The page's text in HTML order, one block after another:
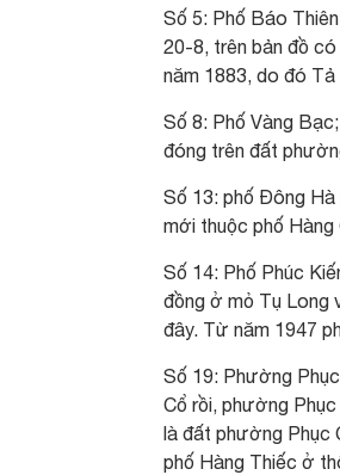
Số 5: Phố Báo
20-8, trên bản đồ
năm 1883, do đó
Số 8: Phố Vàng
đóng trên đất
Số 13: phố Đông
mới thuộc phố Hàng
Số 14: Phố Phúc
đồng ở mỏ Tụ Long
đây. Từ năm 1947
Số 19: Phường
Cổ rồi, phường
là đất phường Phục
phố Hàng Thiếc ở